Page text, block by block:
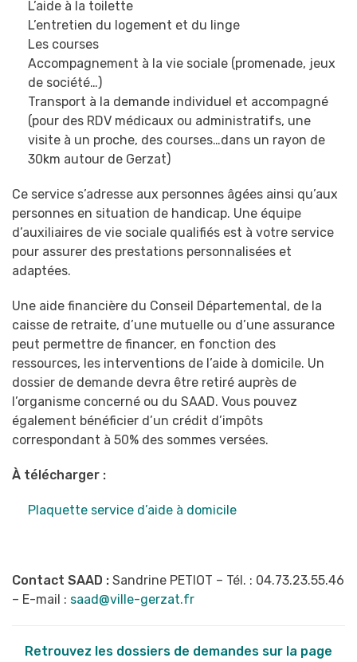
L’aide à la toilette
L’entretien du logement et du linge
Les courses
Accompagnement à la vie sociale (promenade, jeux
de société…)
Transport à la demande individuel et accompagné
(pour des RDV médicaux ou administratifs, une
visite à un proche, des courses…dans un rayon de
30km autour de Gerzat)
Ce service s’adresse aux personnes âgées ainsi qu’aux
personnes en situation de handicap. Une équipe
d’auxiliaires de vie sociale qualifiés est à votre service
pour assurer des prestations personnalisées et
adaptées.
Une aide financière du Conseil Départemental, de la
caisse de retraite, d’une mutuelle ou d’une assurance
peut permettre de financer, en fonction des
ressources, les interventions de l’aide à domicile. Un
dossier de demande devra être retiré auprès de
l’organisme concerné ou du SAAD. Vous pouvez
également bénéficier d’un crédit d’impôts
correspondant à 50% des sommes versées.
À télécharger :
Plaquette service d’aide à domicile
Contact SAAD : Sandrine PETIOT – Tél. : 04.73.23.55.46
– E-mail : saad@ville-gerzat.fr
Retrouvez les dossiers de demandes sur la page